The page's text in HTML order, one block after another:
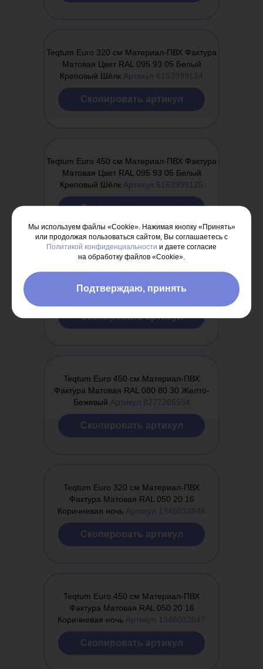
Мы используем файлы «Cookie». Нажимая кнопку «Принять»
или продолжая пользоваться сайтом, Вы соглашаетесь с
Политикой конфиденциальности и даете согласие
на обработку файлов «Cookie».
Подтверждаю, принять
Teqtum Euro 320 см Материал-ПВХ Фактура
Матовая Цвет RAL 095 93 05 Белый
Креповый Шёлк Артикул 6153999124
Cкопировать артикул
Teqtum Euro 450 см Материал-ПВХ Фактура
Матовая Цвет RAL 095 93 05 Белый
Креповый Шёлк Артикул 6153999125
Cкопировать артикул
Teqtum Euro 320 см Материал-ПВХ
БежевыйАртикул 8277266533
Cкопировать артикул
Teqtum Euro 450 см Материал-ПВХ
Фактура Матовая RAL 080 80 30 Желто-
Бежевый Артикул 8277266534
Cкопировать артикул
Teqtum Euro 320 см Материал-ПВХ
Фактура Матовая RAL 050 20 16
Коричневая ночь Артикул 1346032846
Cкопировать артикул
Teqtum Euro 450 см Материал-ПВХ
Фактура Матовая RAL 050 20 16
Коричневая ночь Артикул 1346032847
Cкопировать артикул